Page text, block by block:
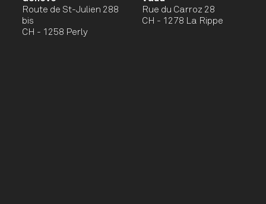
Route de St-Julien 288
bis
CH - 1258 Perly
Rue du Carroz 28
CH - 1278 La Rippe